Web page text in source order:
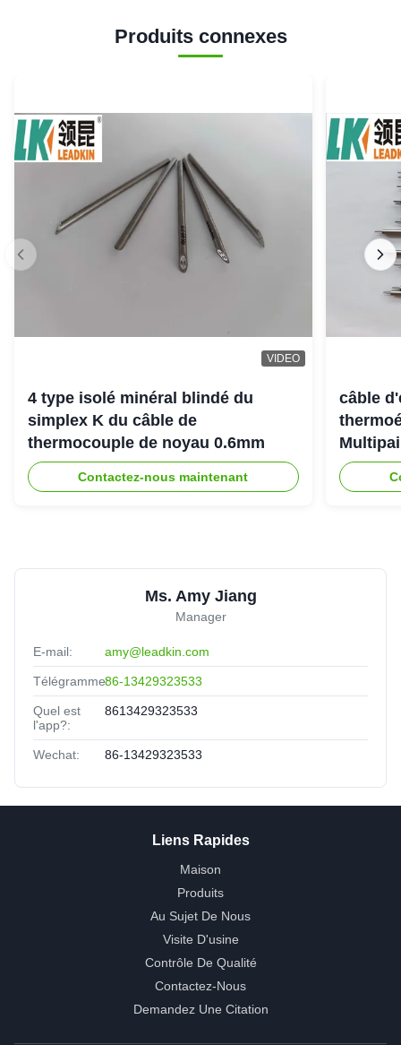
Produits connexes
VIDEO
4 type isolé minéral blindé du
simplex K du câble de
thermocouple de noyau 0.6mm
Contactez-nous maintenant
câble
Ms. Amy Jiang
Manager
E-mail: amy@leadkin.com
Télégramme:86-13429323533
Quel est
l'app?:
8613429323533
Wechat: 86-13429323533
Liens Rapides
Maison
Produits
Au Sujet De Nous
Visite D'usine
Contrôle De Qualité
Contactez-Nous
Demandez Une Citation